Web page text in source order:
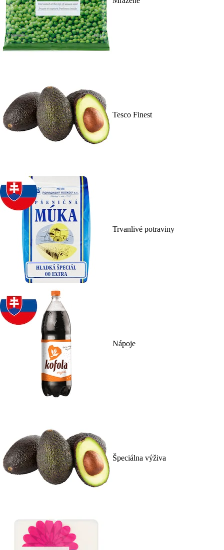
Tesco Finest
Trvanlivé potraviny
Nápoje
Špeciálna výživa